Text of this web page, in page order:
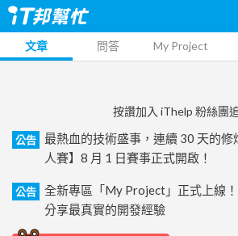
文章 問答 My Project
按讚加入 iThelp 粉絲團
公告
最熱血的技術盛事，連續 30 天的
人賽】8 月 1 日賽事正式開啟！
公告
全新專區「My Project」正式上線
分享最真實的開發經驗